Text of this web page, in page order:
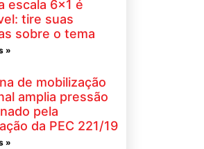
escala 6×1 é
tire suas
sobre o tema
»
de mobilização
amplia pressão
pela
da PEC 221/19
»